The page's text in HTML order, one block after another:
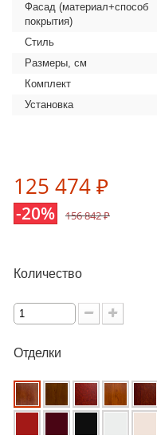
Фасад (материал+способ
покрытия)
Стиль
Размеры, см
Комплект
Установка
125 474 ₽
-20% 156 842 ₽
Количество
Отделки